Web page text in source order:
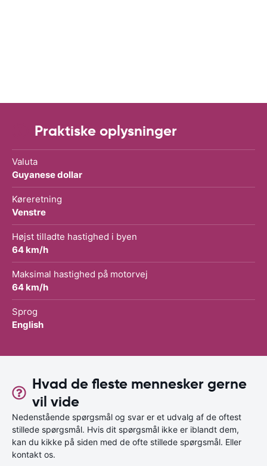
Praktiske oplysninger
Valuta
Guyanese dollar
Køreretning
Venstre
Højst tilladte hastighed i byen
64 km/h
Maksimal hastighed på motorvej
64 km/h
Sprog
English
Hvad de fleste mennesker gerne
vil vide
Nedenstående spørgsmål og svar er et udvalg af de oftest
stillede spørgsmål. Hvis dit spørgsmål ikke er iblandt dem,
kan du kikke på siden med de ofte stillede spørgsmål. Eller
kontakt os.